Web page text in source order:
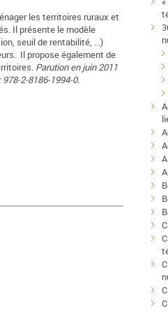
les territoires ruraux et
Il présente le modèle
seuil de rentabilité, …)
Il propose également de
Parution en juin 2011
2-8186-1994-0.